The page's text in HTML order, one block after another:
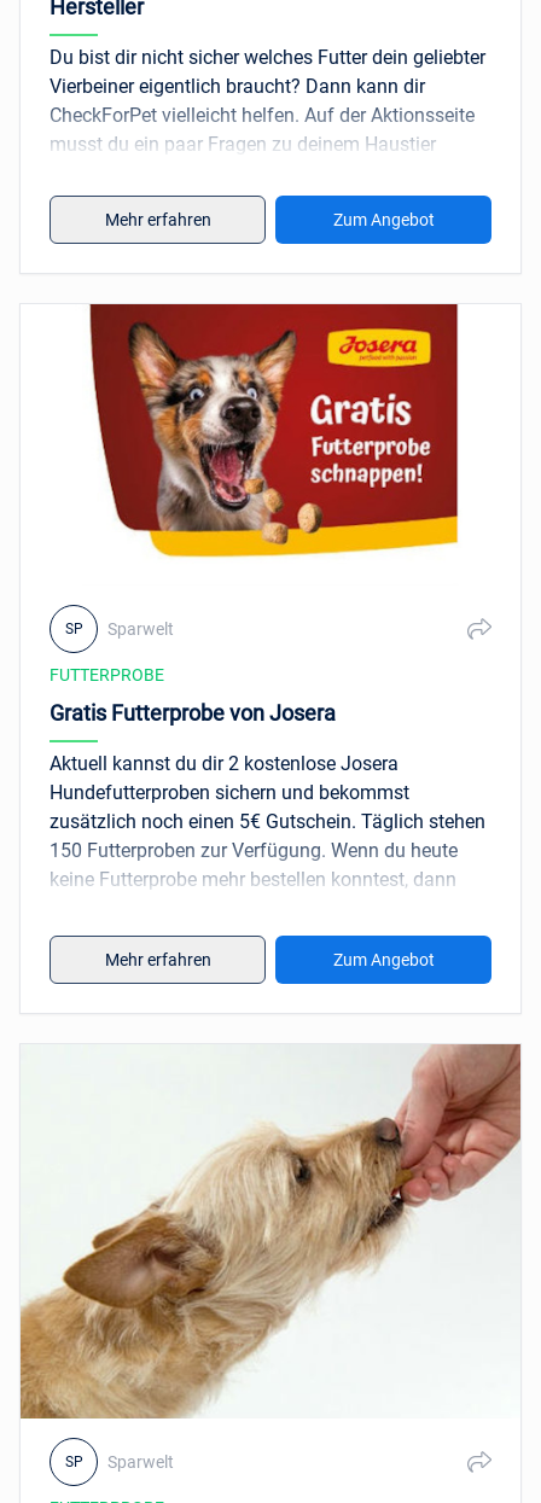
Hersteller
Du bist dir nicht sicher welches Futter dein geliebter
Vierbeiner eigentlich braucht? Dann kann dir
CheckForPet vielleicht helfen. Auf der Aktionsseite
musst du ein paar Fragen zu deinem Haustier
Befragung für eine kleine oder eine große
Probenbox entscheiden. Nur die kleine der beiden ist
in einem begrenzten Tageskontingent verfügbar.
Mehr erfahren Zum Angebot
FUTTERPROBE
Gratis Futterprobe von Josera
Aktuell kannst du dir 2 kostenlose Josera
Hundefutterproben sichern und bekommst
zusätzlich noch einen 5€ Gutschein. Täglich stehen
150 Futterproben zur Verfügung. Wenn du heute
keine Futterprobe mehr bestellen konntest, dann
Fülle einfach das Formular auf der Aktionsseite aus
und trage deine Versandadresse ein. Es ist leider
Mehr erfahren Zum Angebot
SP Sparwelt
SP Sparwelt